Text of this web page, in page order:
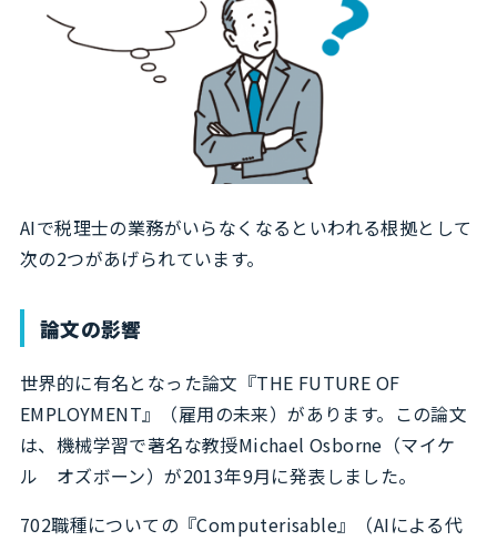
AIで税理士の業務がいらなくなるといわれる根拠として
次の2つがあげられています。
論文の影響
世界的に有名となった論文『THE FUTURE OF
EMPLOYMENT』（雇用の未来）があります。この論文
は、機械学習で著名な教授Michael Osborne（マイケ
ル オズボーン）が2013年9月に発表しました。
702職種についての『Computerisable』（AIによる代